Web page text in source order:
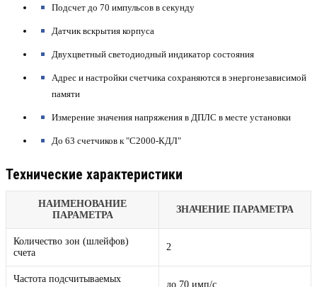
Подсчет до 70 импульсов в секунду
Датчик вскрытия корпуса
Двухцветный светодиодный индикатор состояния
Адрес и настройки счетчика сохраняются в энергонезависимой
памяти
Измерение значения напряжения в ДПЛС в месте установки
До 63 счетчиков к "С2000-КДЛ"
Технические характеристики
НАИМЕНОВАНИЕ
ПАРАМЕТРА
ЗНАЧЕНИЕ ПАРАМЕТРА
Количество зон (шлейфов)
счета
2
Частота подсчитываемых
до 70 имп/с